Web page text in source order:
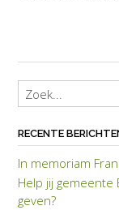
RECENTE
In memoriam
Help jij
geven?